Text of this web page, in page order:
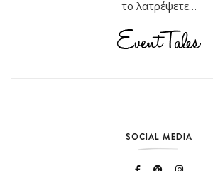
το λατρέψετε…
SOCIAL MEDIA